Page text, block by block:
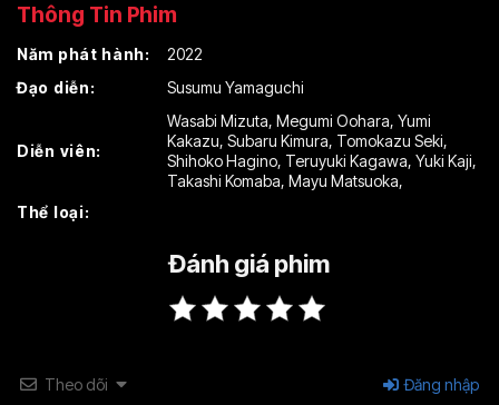
Thông Tin Phim
Năm phát hành:
2022
Đạo diễn:
Susumu Yamaguchi
Diễn viên:
Wasabi Mizuta, Megumi Oohara, Yumi
Kakazu, Subaru Kimura, Tomokazu Seki,
Shihoko Hagino, Teruyuki Kagawa, Yuki Kaji,
Takashi Komaba, Mayu Matsuoka,
Thể loại:
Đánh giá phim
Theo dõi Đăng nhập